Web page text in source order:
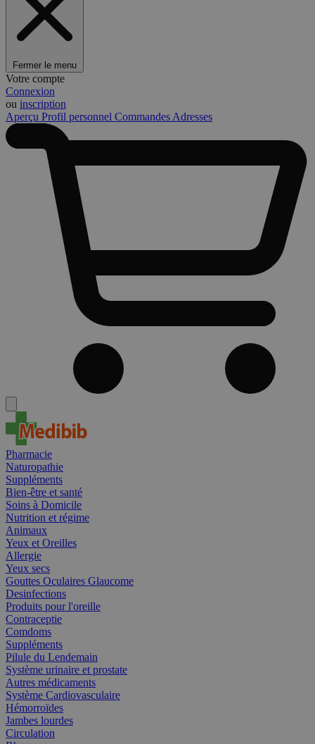
Fermer le menu
Votre compte
Connexion
ou inscription
Aperçu Profil personnel Commandes Adresses
Pharmacie
Naturopathie
Suppléments
Bien-être et santé
Soins à Domicile
Nutrition et régime
Animaux
Yeux et Oreilles
Allergie
Yeux secs
Gouttes Oculaires Glaucome
Desinfections
Produits pour l'oreille
Contraceptie
Comdoms
Suppléments
Pilule du Lendemain
Système urinaire et prostate
Autres médicaments
Système Cardiovasculaire
Hémorroïdes
Jambes lourdes
Circulation